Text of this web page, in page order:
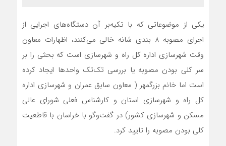
یکی از موضوعاتی که با تکیه‌بر آن دستگاه‌های اجرایی از
اجرای مصوبه 8 بندی شانه خالی می‌کنند، اظهارات معاون
وقت شهرسازی اداره کل راه و شهرسازی است که بحثی را بر
سر کلی بودن مصوبه یا بررسی تک‌تک واحدها ایجاد کرده
است اما خانم بزرگمهر ( معاون سابق عمران و شهرسازی اداره
کل راه و شهرسازی استان و کارشناس فعلی شورای عالی
مسکن و شهرسازی کشور) در گفت‌وگو با خراسان با قاطعیت
کلی بودن مصوبه را تایید کرد.